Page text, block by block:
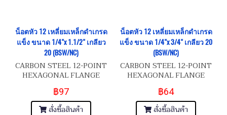
น็อตหัว 12 เหลี่ยมเหล็กดำเกรด
แข็ง ขนาด 1/4"x 1.1/2" เกลียว
20 (BSW/NC)
CARBON STEEL 12-POINT
HEXAGONAL FLANGE
HEAD BOLTS - สกรูน็อตหัว 12
แฉก 1/4"x1.1/2" (BSW/NC
20)
฿97
สั่งซื้อสินค้า
น็อตหัว 12 เหลี่ยมเหล็กดำเกรด
แข็ง ขนาด 1/4"x 3/4" เกลียว 20
(BSW/NC)
CARBON STEEL 12-POINT
HEXAGONAL FLANGE
HEAD BOLTS - สกรูน็อตหัว 12
แฉก 1/4"x3/4" (BSW/NC 20)
฿64
สั่งซื้อสินค้า